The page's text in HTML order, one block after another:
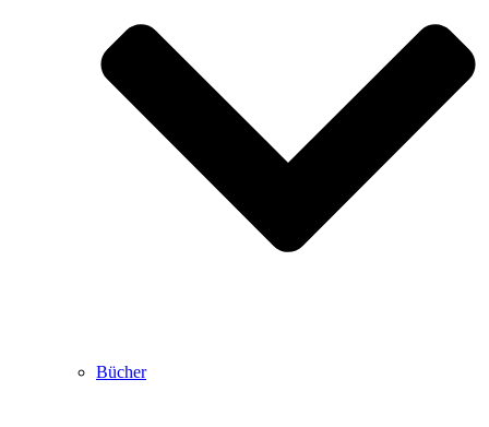
Bücher